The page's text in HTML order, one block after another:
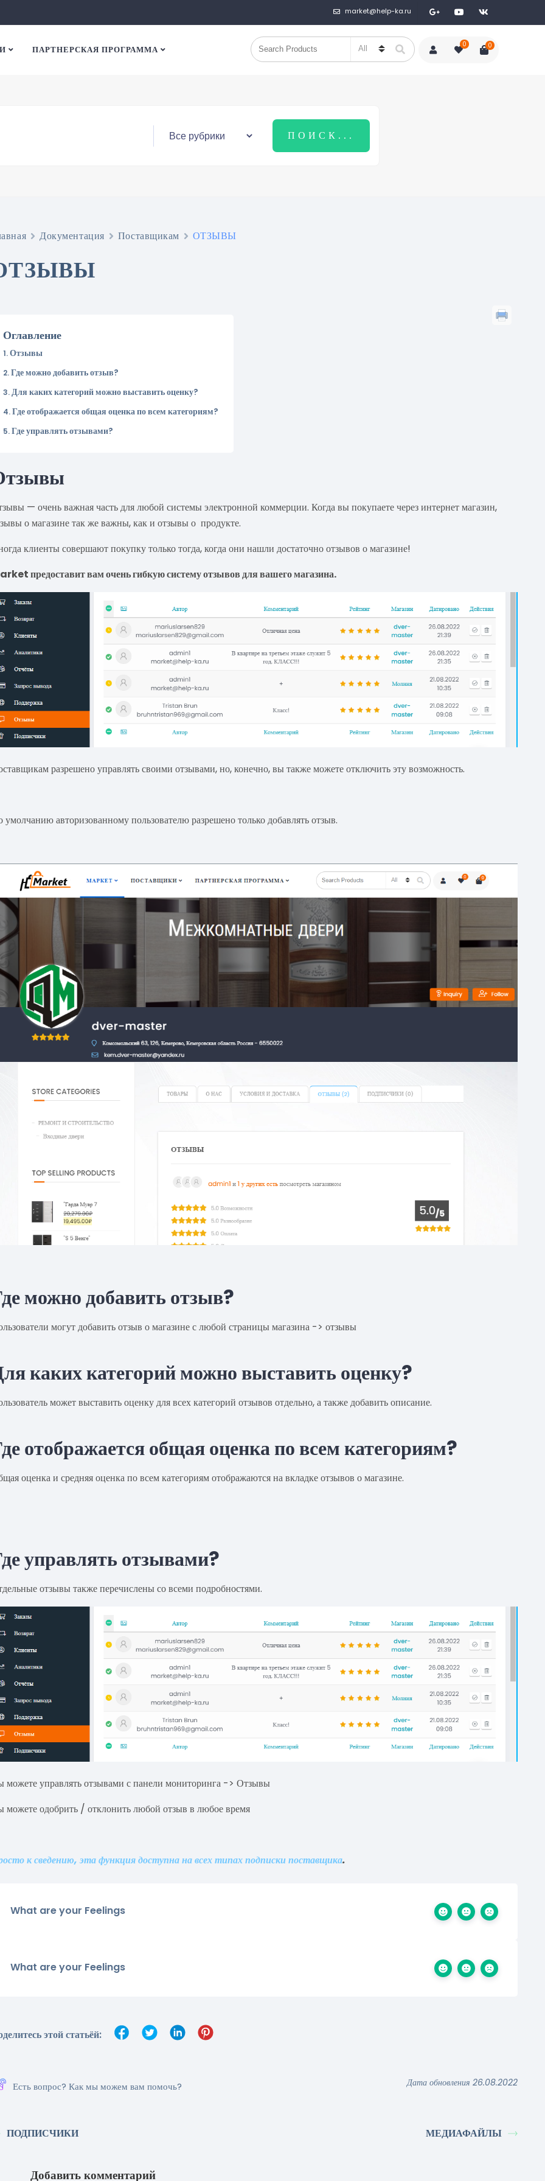
market@help-ka.ru
0 0
ПАРТНЕРСКАЯ ПРОГРАММА
Документация Поставщикам ОТЗЫВЫ
Оглавление
Отзывы
Где можно добавить отзыв?
Для каких категорий можно выставить оценку?
Где отображается общая оценка по всем категориям?
Где управлять отзывами?
— очень важная часть для любой системы электронной коммерции. Когда вы покупаете через интернет магазин,
о магазине так же важны, как и отзывы о продукте.
клиенты совершают покупку только тогда, когда они нашли достаточно отзывов о магазине!
предоставит вам очень гибкую систему отзывов для вашего магазина.
разрешено управлять своими отзывами, но, конечно, вы также можете отключить эту возможность.
умолчанию авторизованному пользователю разрешено только добавлять отзыв.
можно добавить отзыв?
могут добавить отзыв о магазине с любой страницы магазина -> отзывы
каких категорий можно выставить оценку?
может выставить оценку для всех категорий отзывов отдельно, а также добавить описание.
отображается общая оценка по всем категориям?
оценка и средняя оценка по всем категориям отображаются на вкладке отзывов о магазине.
управлять отзывами?
отзывы также перечислены со всеми подробностями.
можете управлять отзывами с панели мониторинга -> Отзывы
можете одобрить / отклонить любой отзыв в любое время
к сведению, эта функция доступна на всех типах подписки поставщика.
What are your Feelings
What are your Feelings
этой статьёй:
Есть вопрос? Как мы можем вам помочь? Дата обновления 26.08.2022
ПОДПИСЧИКИ МЕДИАФАЙЛЫ
Добавить комментарий